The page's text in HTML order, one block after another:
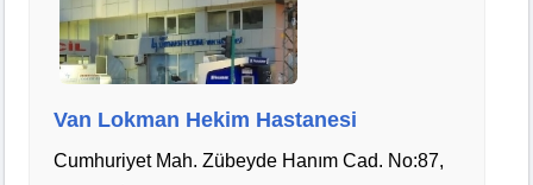
Van Lokman Hekim Hastanesi
Cumhuriyet Mah. Zübeyde Hanım Cad. No:87,